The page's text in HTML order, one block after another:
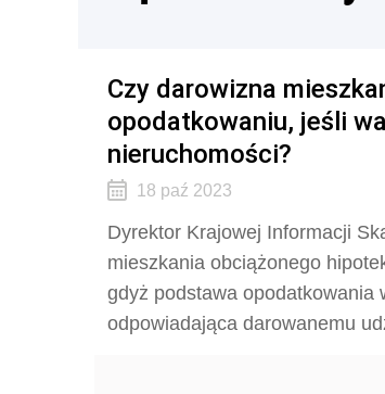
Czy darowizna
opodatkowaniu, jeśli
nieruchomości?
18 paź 2023
Dyrektor Krajowej Informacji
mieszkania obciążonego
gdyż podstawa opodatkowania
odpowiadająca darowanemu